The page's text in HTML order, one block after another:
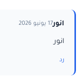
انور17 يونيو 2026
انور
رد